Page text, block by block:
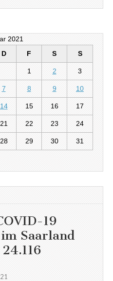
2021
D F S S
1 2 3
7 8 9 10
14 15 16 17
21 22 23 24
28 29 30
31
19
Saarland